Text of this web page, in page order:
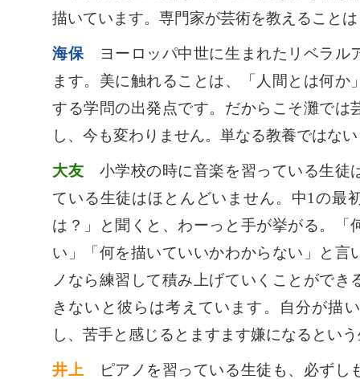
描いています。専門家が芸術を教えること
海保 ヨーロッパ中世に生まれたリベラル
ます。美に触れることは、「人間とは何か
する学問の出発点です。だからこそ灘では
し、今も変わりません。単なる教養ではな
大友 小学校の時に音楽を習っている生徒
ている生徒はほとんどいません。中1の最
は？」と聞くと、わーっと手が挙がる。「
い」「何を描いていいかわからない」と言
ノなら練習して積み上げていくことができ
きないと彼らは考えています。自分が描
し、苦手と感じるとますます嫌になるとい
井上 ピアノを習っている生徒も、必ずし